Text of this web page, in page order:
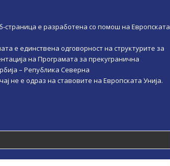
страница e разработена со помош на Европската
е единствена одговорност на структурите за
на Програмата за прекугранична
– Република Северна
не е одраз на ставовите на Европската Унија.